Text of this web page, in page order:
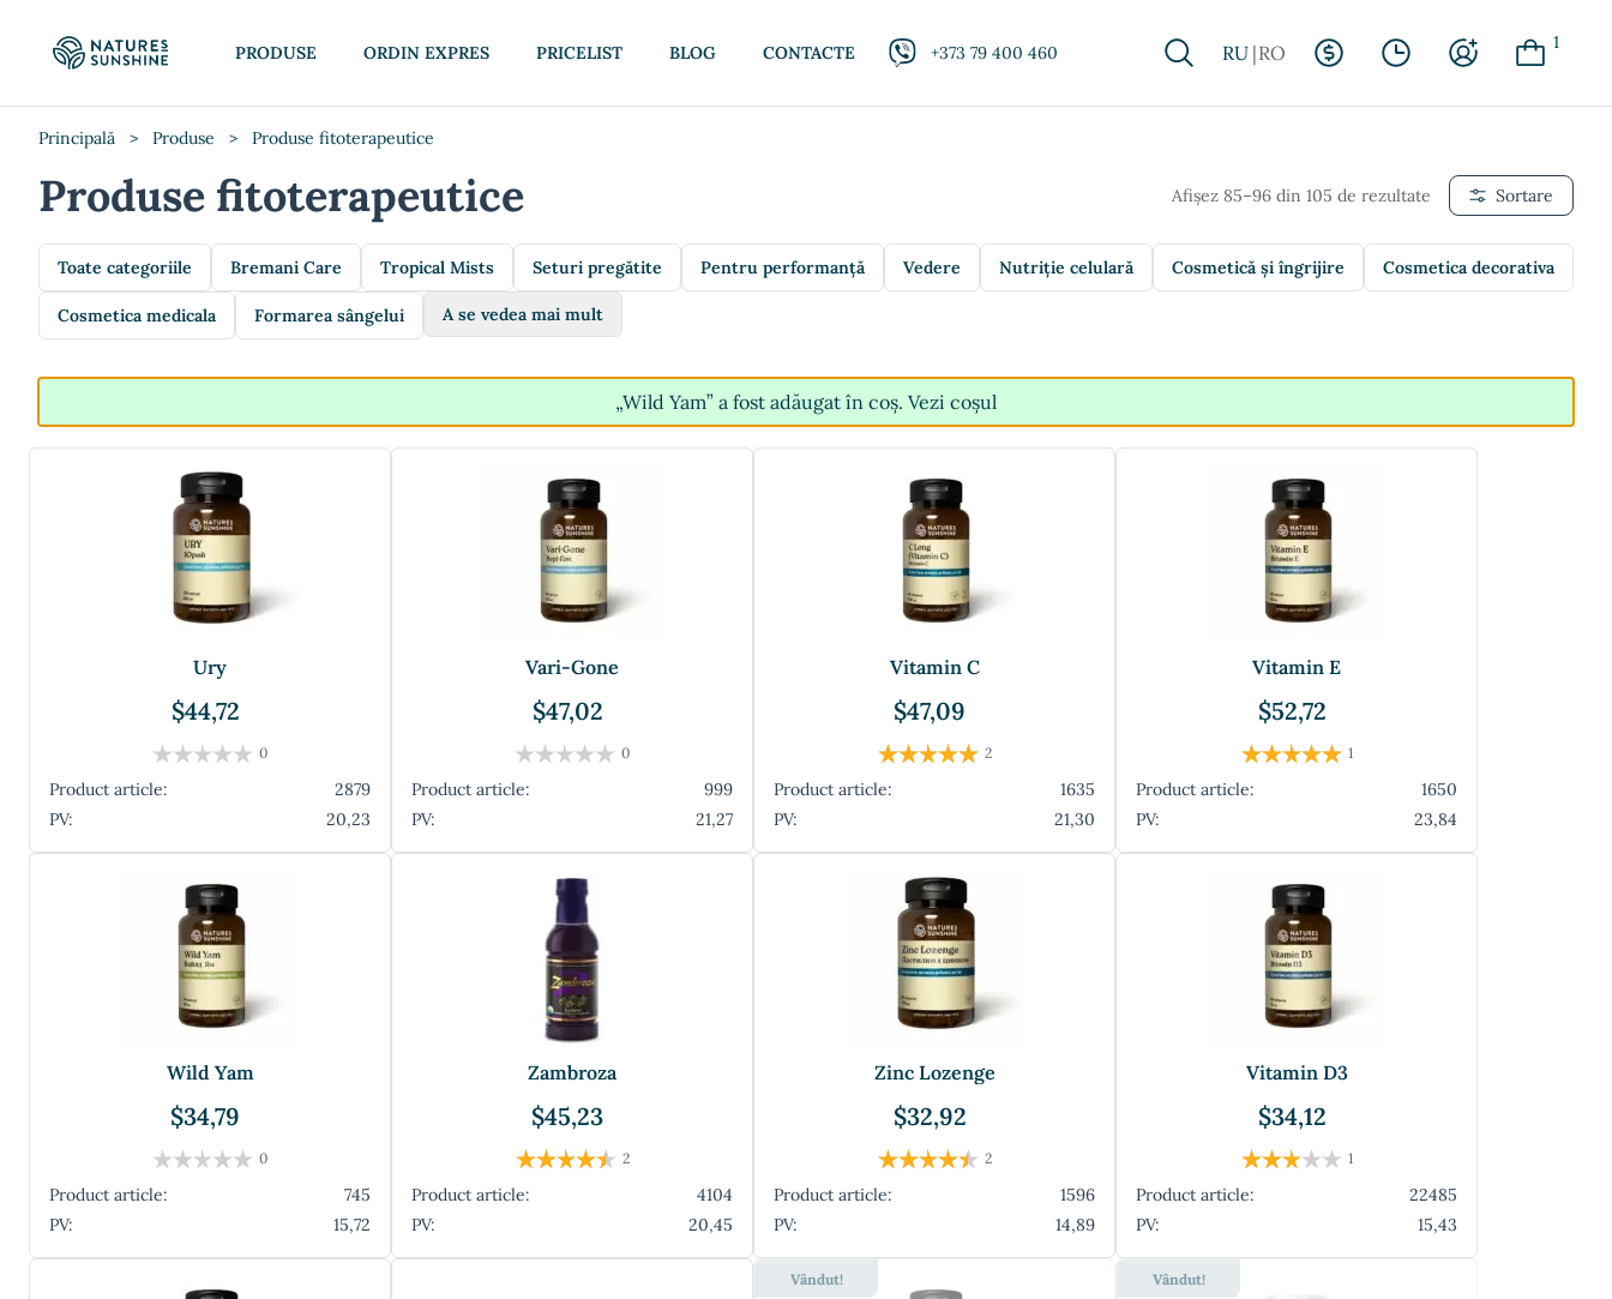
PRODUSE ORDIN EXPRES PRICELIST BLOG CONTACTE +373 79 400 460 RU RO 1
Principală > Produse > Produse fitoterapeutice
Produse fitoterapeutice Afișez 85–96 din 105 de rezultate Sortare
Toate categoriile Bremani Care Tropical Mists Seturi pregătite Pentru performanță Vedere Nutriție celulară Cosmetică și îngrijire Cosmetica decorativa
Cosmetica medicala Formarea sângelui A se vedea mai mult
„Wild Yam” a fost adăugat în coș. Vezi coșul
Ury
$44,72
0
Product article:
2879
PV:
20,23
Vari-Gone
$47,02
0
Product article:
999
PV:
21,27
Vitamin C
$47,09
2
Product article:
1635
PV:
21,30
Vitamin E
$52,72
1
Product article:
1650
PV:
23,84
Wild Yam
$34,79
0
Product article:
745
PV:
15,72
Zambroza
$45,23
2
Product article:
4104
PV:
20,45
Zinc Lozenge
$32,92
2
Product article:
1596
PV:
14,89
Vitamin D3
$34,12
1
Product article:
22485
PV:
15,43
Vândut! Vândut!